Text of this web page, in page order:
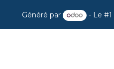
Généré par - Le #1